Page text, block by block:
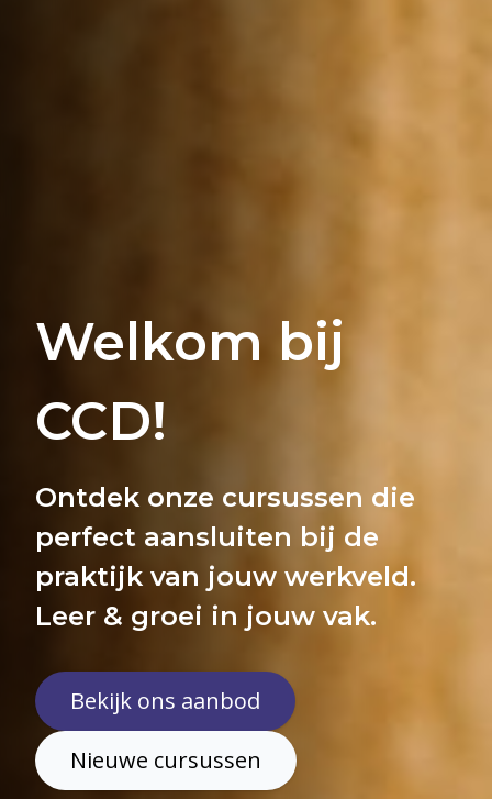
Welkom bij
CCD!
Ontdek onze cursussen die
perfect aansluiten bij de
praktijk van jouw werkveld.
Leer & groei in jouw vak.
Bekijk ons aanbod
Nieuwe cursussen